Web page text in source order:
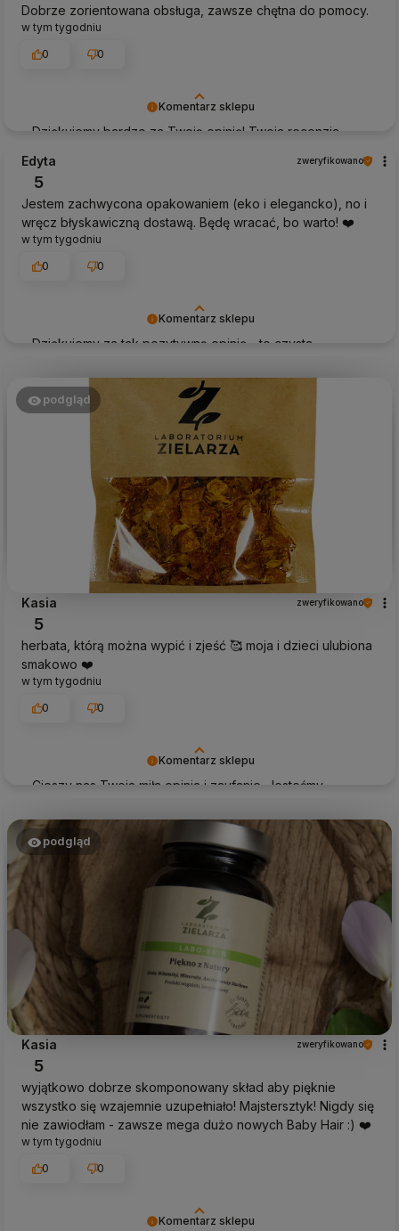
Komentarz sklepu
Dziękujemy bardzo za Twoją opinię! Twoja recenzja
właściwym torze :) Z pozdrowieniami, obsługa sklepu.
Dobrze zorientowana obsługa, zawsze chętna do pomocy.
w tym tygodniu
0
0
Komentarz sklepu
Dziękujemy za tak pozytywną opinię - to czysta
czas i wysiłek włożony w podzielenie się z nami Twoimi
doświadczeniami. Do zobaczenia!
Edyta zweryfikowano
5
Jestem zachwycona opakowaniem (eko i elegancko), no i
wręcz błyskawiczną dostawą. Będę wracać, bo warto! ❤️
w tym tygodniu
0
0
Komentarz sklepu
Cieszy nas Twoja miła opinia i zaufanie. Jesteśmy
pozdrowieniami, obsługa sklepu.
podgląd
Kasia zweryfikowano
5
herbata, którą można wypić i zjeść 🥰 moja i dzieci ulubiona
smakowo ❤️
w tym tygodniu
0
0
Komentarz sklepu
podgląd
Kasia zweryfikowano
5
wyjątkowo dobrze skomponowany skład aby pięknie
wszystko się wzajemnie uzupełniało! Majstersztyk! Nigdy się
nie zawiodłam - zawsze mega dużo nowych Baby Hair :) ❤️
w tym tygodniu
0
0